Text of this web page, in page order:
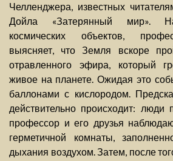
Челленджера, известных
Дойла «Затерянный мир».
космических объектов,
выясняет, что Земля вскоре
отравленного эфира, который
живое на планете. Ожидая это
баллонами с кислородом.
действительно происходит: люди
профессор и его друзья
герметичной комнаты,
дыхания воздухом. Затем, после